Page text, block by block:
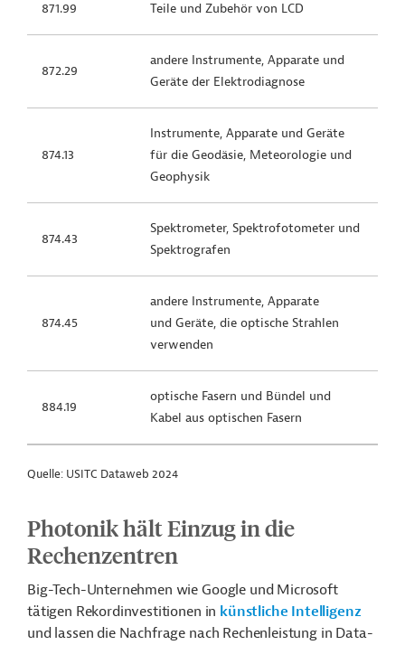
871.99 Teile und Zubehör von LCD
872.29
andere Instrumente, Apparate und
Geräte der Elektrodiagnose
874.13
Instrumente, Apparate und Geräte
für die Geodäsie, Meteorologie und
Geophysik
874.43
Spektrometer, Spektrofotometer und
Spektrografen
874.45
andere Instrumente, Apparate
und Geräte, die optische Strahlen
verwenden
884.19
optische Fasern und Bündel und
Kabel aus optischen Fasern
Quelle: USITC Dataweb 2024
Photonik hält Einzug in die
Rechenzentren
Big-Tech-Unternehmen wie Google und Microsoft
tätigen Rekordinvestitionen in künstliche Intelligenz
und lassen die Nachfrage nach Rechenleistung in Data-